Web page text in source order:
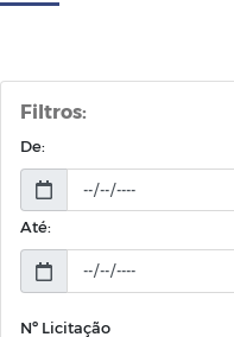
Filtros:
De:
Até:
Nº Licitação